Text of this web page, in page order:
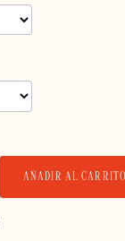
AÑADIR AL CARRITO